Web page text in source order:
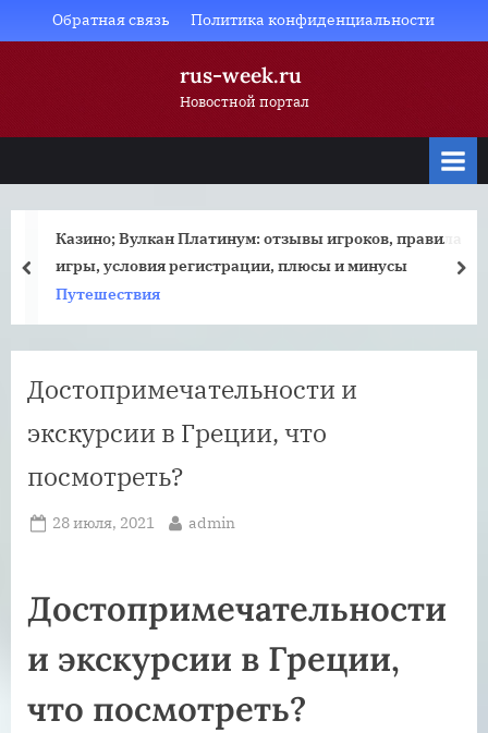
to
Обратная связь Политика конфиденциальности
rus-week.ru
Новостной портал
Казино; Вулкан Платинум: отзывы игроков, правила
игры, условия регистрации, плюсы и минусы
Путешествия
prev
Достопримечательности и
экскурсии в Греции, что
посмотреть?
Posted
28 июля, 2021 By
admin
Достопримечательности
и экскурсии в Греции,
что посмотреть?